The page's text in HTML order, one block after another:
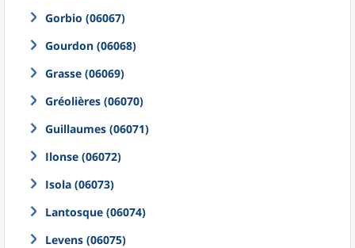
Gorbio (06067)
Gourdon (06068)
Grasse (06069)
Gréolières (06070)
Guillaumes (06071)
Ilonse (06072)
Isola (06073)
Lantosque (06074)
Levens (06075)